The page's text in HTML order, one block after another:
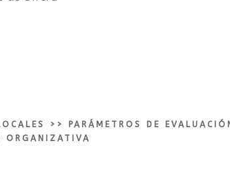
>> PARÁMETROS DE
ORGANIZATIVA